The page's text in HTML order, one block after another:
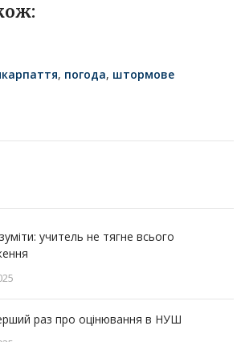
, погода, штормове
учитель не тягне всього
раз про оцінювання в НУШ